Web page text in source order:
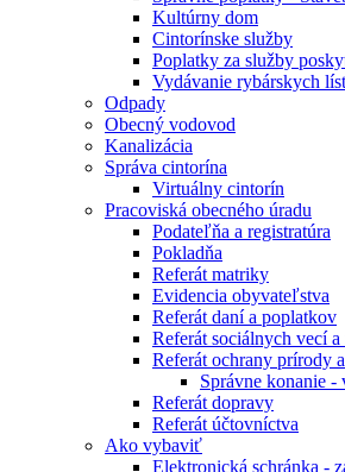
Kultúrny dom
Cintorínske služby
Poplatky za služby
Vydávanie rybárskych
Odpady
Obecný vodovod
Kanalizácia
Správa cintorína
Virtuálny cintorín
Pracoviská obecného úradu
Podateľňa a registratúra
Pokladňa
Referát matriky
Evidencia obyvateľstva
Referát daní a poplatkov
Referát sociálnych vecí
Referát ochrany prírody
Správne konanie
Referát dopravy
Referát účtovníctva
Ako vybaviť
Elektronická schránka -